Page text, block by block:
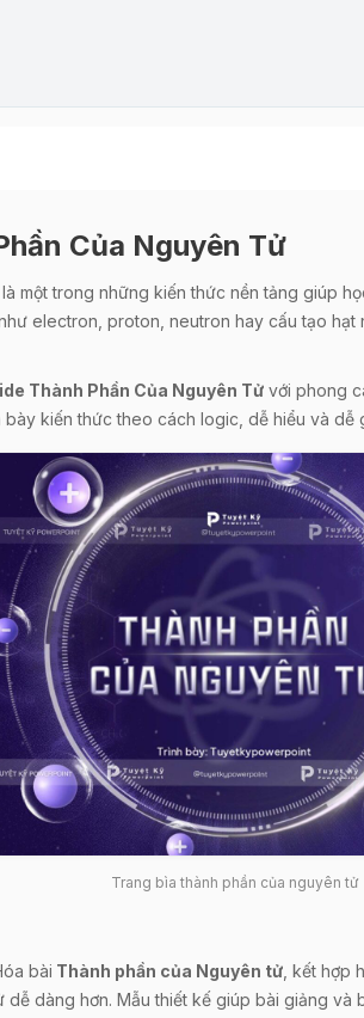
Của Nguyên Tử
một trong những kiến thức nền tảng giúp
electron, proton, neutron hay cấu tạo
Thành Phần Của Nguyên Tử với phong
kiến thức theo cách logic, dễ hiểu và
Trang bìa thành phần của nguyên tử
bài Thành phần của Nguyên tử , kết hợp
dàng hơn. Mẫu thiết kế giúp bài giảng và